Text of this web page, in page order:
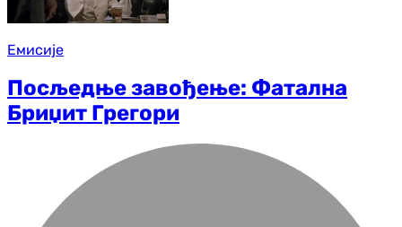
Емисије
Посљедње завођење: Фатална
Бриџит Грегори